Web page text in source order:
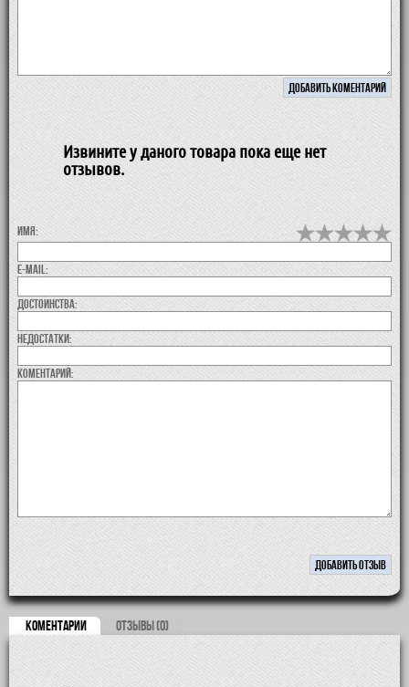
Извините у даного товара пока еще нет
отзывов.
Имя:
E-MAIL:
Достоинства:
недостатки:
коментарий:
КОМЕНТАРИИ ОТЗЫВЫ (0)